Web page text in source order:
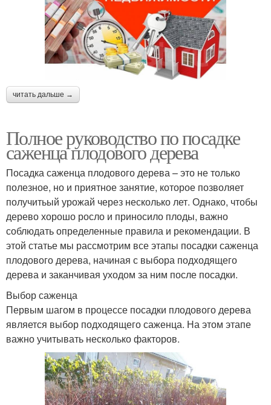
читать дальше →
Полное руководство по посадке
саженца плодового дерева
Посадка саженца плодового дерева – это не только
полезное, но и приятное занятие, которое позволяет
получитьый урожай через несколько лет. Однако, чтобы
дерево хорошо росло и приносило плоды, важно
соблюдать определенные правила и рекомендации. В
этой статье мы рассмотрим все этапы посадки саженца
плодового дерева, начиная с выбора подходящего
дерева и заканчивая уходом за ним после посадки.
Выбор саженца
Первым шагом в процессе посадки плодового дерева
является выбор подходящего саженца. На этом этапе
важно учитывать несколько факторов.